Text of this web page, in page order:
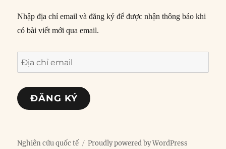
Nhập địa chỉ email và đăng ký để được nhận thông báo khi
có bài viết mới qua email.
Địa
chỉ
email
ĐĂNG KÝ
Nghiên cứu quốc tế Proudly powered by WordPress